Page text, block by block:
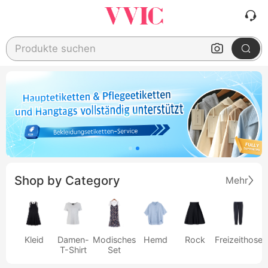
Produkte suchen
Shop by Category Mehr
Kleid
Damen-
T-Shirt
Modisches
Set
Hemd Rock Freizeithose